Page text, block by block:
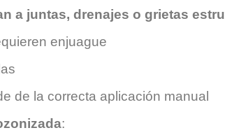
a juntas, drenajes o grietas
enjuague
de la correcta aplicación manual
: